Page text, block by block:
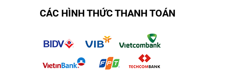
CÁC HÌNH THỨC THANH TOÁN